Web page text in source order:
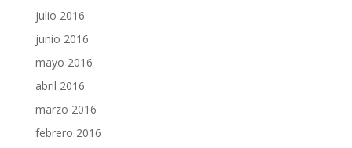
julio 2016
junio 2016
mayo 2016
abril 2016
marzo 2016
febrero 2016